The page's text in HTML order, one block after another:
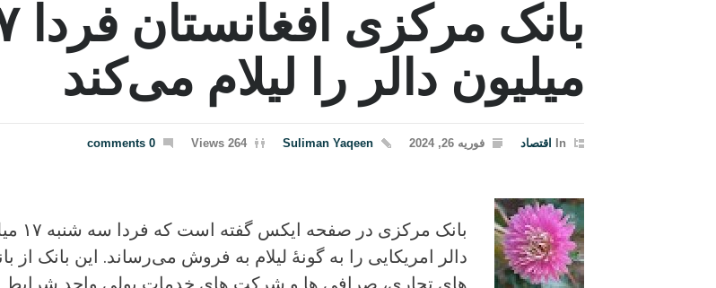
بانک
میلیون دالر را لیلام می‌کند
In اقتصاد فوریه 26, 2024 Suliman Yaqeen
264 Views
0 comments
بانک مرکزی در
دالر امریکایی را به گونهٔ لیلام به فروش می‌رساند. این بانک از
های تجاری، صرافی ها و شرکت های خدمات پولی واجد شرایط